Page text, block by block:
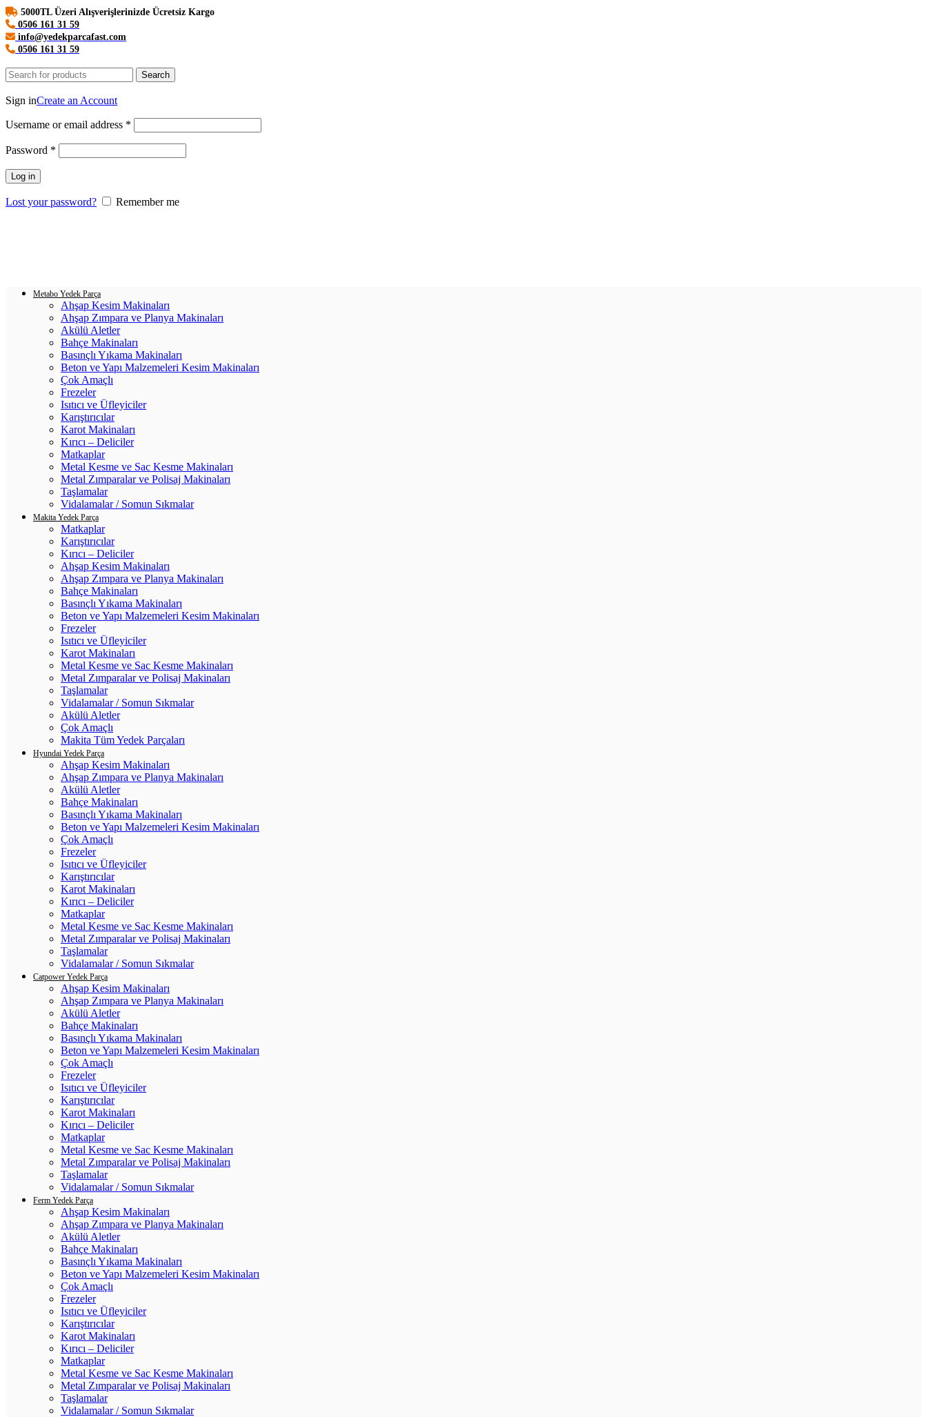
5000TL Üzeri Alışverişlerinizde Ücretsiz Kargo
0506 161 31 59
info@yedekparcafast.com
0506 161 31 59
Search
Sign inCreate an Account
Username or email address *
Password *
Log in
Lost your password?
Remember me
Metabo Yedek Parça
Ahşap Kesim Makinaları
Ahşap Zımpara ve Planya Makinaları
Akülü Aletler
Bahçe Makinaları
Basınçlı Yıkama Makinaları
Beton ve Yapı Malzemeleri Kesim Makinaları
Çok Amaçlı
Frezeler
Isıtıcı ve Üfleyiciler
Karıştırıcılar
Karot Makinaları
Kırıcı – Deliciler
Matkaplar
Metal Kesme ve Sac Kesme Makinaları
Metal Zımparalar ve Polisaj Makinaları
Taşlamalar
Vidalamalar / Somun Sıkmalar
Makita Yedek Parça
Matkaplar
Karıştırıcılar
Kırıcı – Deliciler
Ahşap Kesim Makinaları
Ahşap Zımpara ve Planya Makinaları
Bahçe Makinaları
Basınçlı Yıkama Makinaları
Beton ve Yapı Malzemeleri Kesim Makinaları
Frezeler
Isıtıcı ve Üfleyiciler
Karot Makinaları
Metal Kesme ve Sac Kesme Makinaları
Metal Zımparalar ve Polisaj Makinaları
Taşlamalar
Vidalamalar / Somun Sıkmalar
Akülü Aletler
Çok Amaçlı
Makita Tüm Yedek Parçaları
Hyundai Yedek Parça
Ahşap Kesim Makinaları
Ahşap Zımpara ve Planya Makinaları
Akülü Aletler
Bahçe Makinaları
Basınçlı Yıkama Makinaları
Beton ve Yapı Malzemeleri Kesim Makinaları
Çok Amaçlı
Frezeler
Isıtıcı ve Üfleyiciler
Karıştırıcılar
Karot Makinaları
Kırıcı – Deliciler
Matkaplar
Metal Kesme ve Sac Kesme Makinaları
Metal Zımparalar ve Polisaj Makinaları
Taşlamalar
Vidalamalar / Somun Sıkmalar
Catpower Yedek Parça
Ahşap Kesim Makinaları
Ahşap Zımpara ve Planya Makinaları
Akülü Aletler
Bahçe Makinaları
Basınçlı Yıkama Makinaları
Beton ve Yapı Malzemeleri Kesim Makinaları
Çok Amaçlı
Frezeler
Isıtıcı ve Üfleyiciler
Karıştırıcılar
Karot Makinaları
Kırıcı – Deliciler
Matkaplar
Metal Kesme ve Sac Kesme Makinaları
Metal Zımparalar ve Polisaj Makinaları
Taşlamalar
Vidalamalar / Somun Sıkmalar
Ferm Yedek Parça
Ahşap Kesim Makinaları
Ahşap Zımpara ve Planya Makinaları
Akülü Aletler
Bahçe Makinaları
Basınçlı Yıkama Makinaları
Beton ve Yapı Malzemeleri Kesim Makinaları
Çok Amaçlı
Frezeler
Isıtıcı ve Üfleyiciler
Karıştırıcılar
Karot Makinaları
Kırıcı – Deliciler
Matkaplar
Metal Kesme ve Sac Kesme Makinaları
Metal Zımparalar ve Polisaj Makinaları
Taşlamalar
Vidalamalar / Somun Sıkmalar